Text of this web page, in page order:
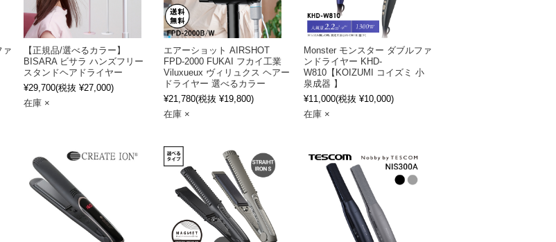
ァ
【正規品/選べるカラー】
BISARA ビサラ ハンズフリー
スタンドヘアドライヤー
¥29,700(税抜 ¥27,000)
在庫 ×
エアーショット AIRSHOT
FPD-2000 FUKAI フカイ工業
Viluxueux ヴィリュクス ヘアー
ドライヤー 選べるカラー
¥21,780(税抜 ¥19,800)
在庫 ×
Monster モンスター ダブルファ
ンドライヤー KHD-
W810【KOIZUMI コイズミ 小
泉成器 】
¥11,000(税抜 ¥10,000)
在庫 ×